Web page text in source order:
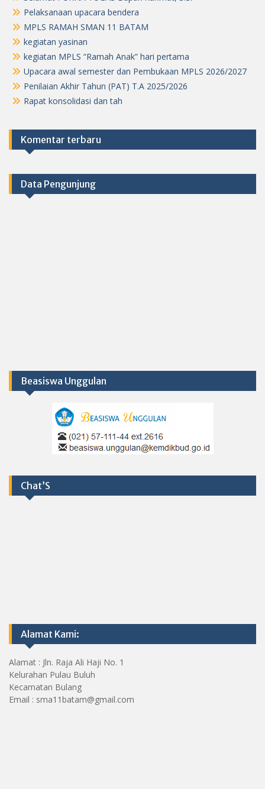
Pelaksanaan upacara bendera
MPLS RAMAH SMAN 11 BATAM
kegiatan yasinan
kegiatan MPLS “Ramah Anak” hari pertama
Upacara awal semester dan Pembukaan MPLS 2026/2027
Penilaian Akhir Tahun (PAT) T.A 2025/2026
Rapat konsolidasi dan tah
Komentar terbaru
Data Pengunjung
Beasiswa Unggulan
Chat’S
Alamat Kami:
Alamat : Jln. Raja Ali Haji No. 1
Kelurahan Pulau Buluh
Kecamatan Bulang
Email : sma11batam@gmail.com